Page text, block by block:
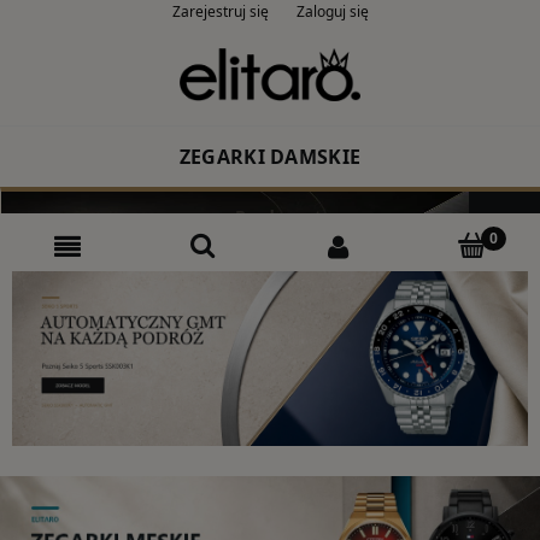
Zarejestruj się Zaloguj się
ZEGARKI DAMSKIE
CASIO
Rodzaj
Kolor
Producent